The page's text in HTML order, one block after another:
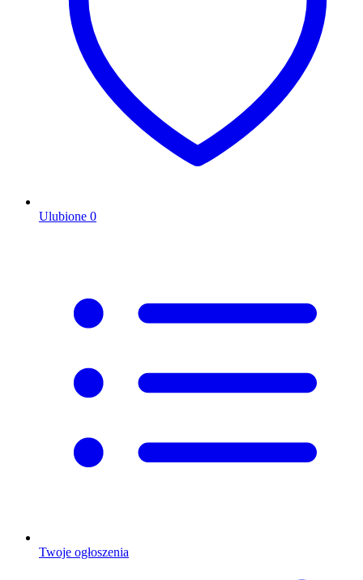
Ulubione 0
Twoje ogłoszenia